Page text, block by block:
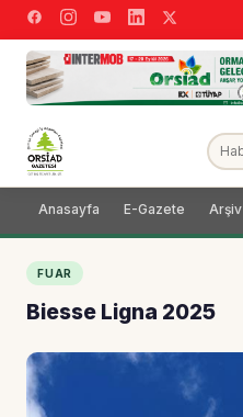
Anasayfa E-Gazete Arşiv
FUAR
Biesse Ligna 2025